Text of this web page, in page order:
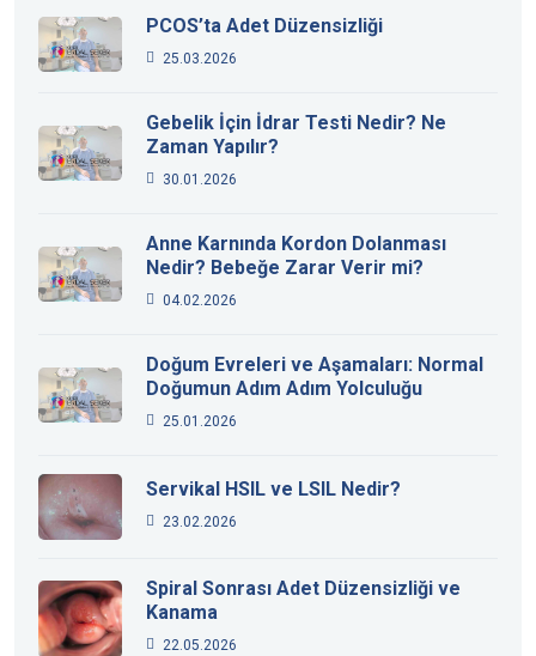
PCOS’ta Adet Düzensizliği
25.03.2026
Gebelik İçin İdrar Testi Nedir? Ne
Zaman Yapılır?
30.01.2026
Anne Karnında Kordon Dolanması
Nedir? Bebeğe Zarar Verir mi?
04.02.2026
Doğum Evreleri ve Aşamaları: Normal
Doğumun Adım Adım Yolculuğu
25.01.2026
Servikal HSIL ve LSIL Nedir?
23.02.2026
Spiral Sonrası Adet Düzensizliği ve
Kanama
22.05.2026